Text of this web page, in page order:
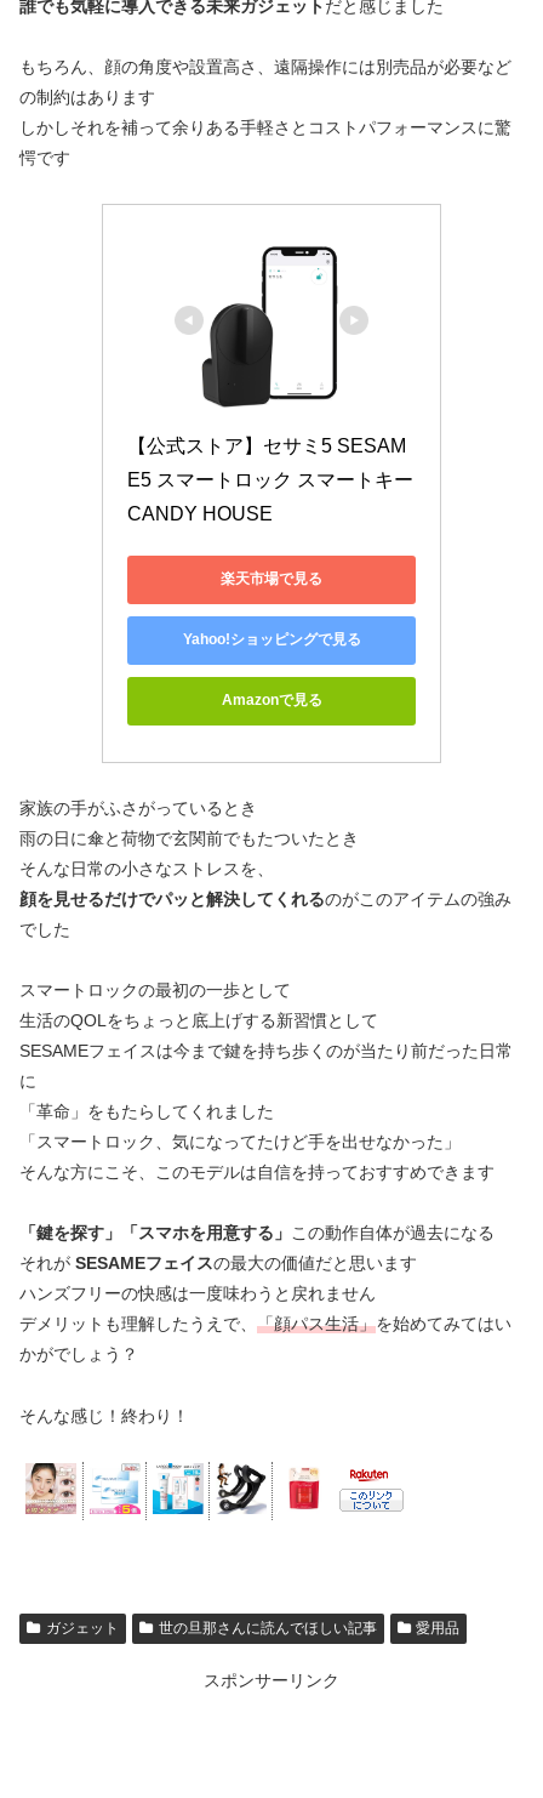
誰でも気軽に導入できる未来ガジェットだと感じました
もちろん、顔の角度や設置高さ、遠隔操作には別売品が必要など
の制約はあります
しかしそれを補って余りある手軽さとコストパフォーマンスに驚
愕です
【公式ストア】セサミ5 SESAM
E5 スマートロック スマートキー
CANDY HOUSE
楽天市場で見る
Yahoo!ショッピングで見る
Amazonで見る
家族の手がふさがっているとき
雨の日に傘と荷物で玄関前でもたついたとき
そんな日常の小さなストレスを、
顔を見せるだけでパッと解決してくれるのがこのアイテムの強み
でした
スマートロックの最初の一歩として
生活のQOLをちょっと底上げする新習慣として
SESAMEフェイスは今まで鍵を持ち歩くのが当たり前だった日常
に
「革命」をもたらしてくれました
「スマートロック、気になってたけど手を出せなかった」
そんな方にこそ、このモデルは自信を持っておすすめできます
「鍵を探す」「スマホを用意する」 この動作自体が過去になる
それが SESAMEフェイスの最大の価値だと思います
ハンズフリーの快感は一度味わうと戻れません
デメリットも理解したうえで、 「顔パス生活」を始めてみてはい
かがでしょう？
そんな感じ！終わり！
ガジェット 世の旦那さんに読んでほしい記事 愛用品
スポンサーリンク